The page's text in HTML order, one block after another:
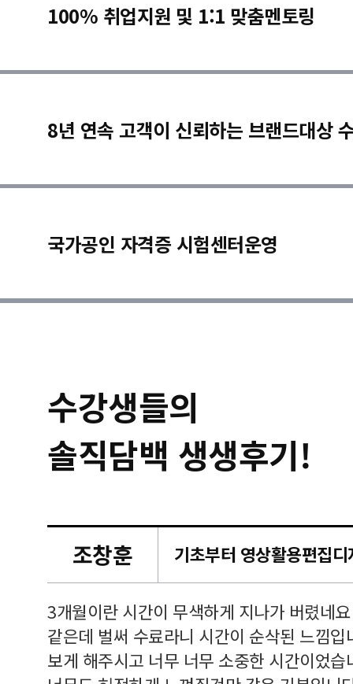
100% 취업지원 및 1:1 맞춤멘토링
8년 연속 고객이 신뢰하는 브랜드대상
국가공인 자격증 시험센터운영
수강생들의
솔직담백 생생후기!
조창훈
3개월이란 시간이 무색하게 지나가 버렸네
같은데 벌써 수료라니 시간이 순삭된 느낌
보게 해주시고 너무 너무 소중한 시간이었